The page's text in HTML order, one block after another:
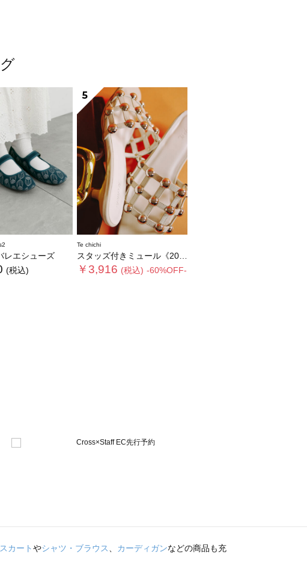
レエシューズ
(税込)
5
Te chichi
スタッズ付きミュール《2026 SUMMER LOOK item》
￥3,916 (税込) -60%OFF-
スカートやシャツ・ブラウス、 カーディガンなどの商品も充